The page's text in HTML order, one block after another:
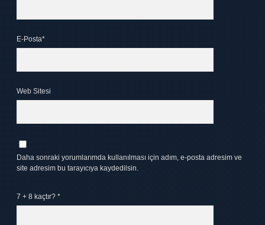
E-Posta*
Web Sitesi
Daha sonraki yorumlarımda kullanılması için adım, e-posta adresim ve
site adresim bu tarayıcıya kaydedilsin.
7 + 8 kaçtır? *